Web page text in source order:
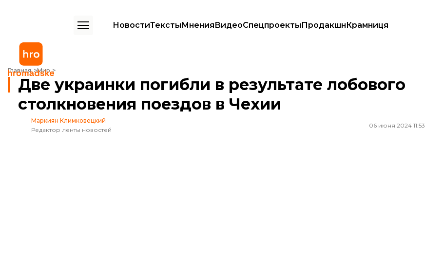
НовостиТекстыМненияВидеоСпецпроектыПродакшнКрамниця
Главная Мир
Две украинки погибли в результате лобового столкновения поездов в Чехии
Две украинки погибли в результате лобового
столкновения поездов в Чехии
Маркиян Климковецкий
Редактор ленты новостей
06 июня 2024 11:53